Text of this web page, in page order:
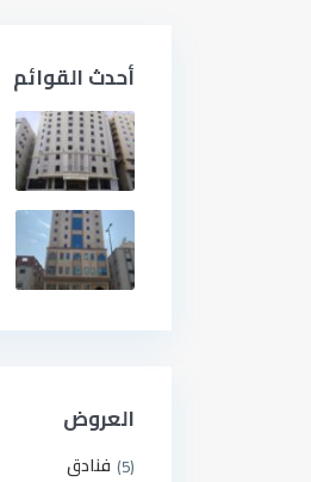
أحدث القوائم
العروض
فنادق (5)